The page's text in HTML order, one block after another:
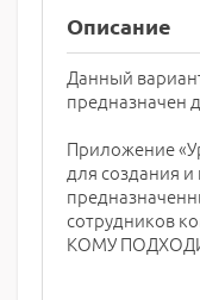
Описание
Данный
предназначен
Приложение
для создания
сотрудников
КОМУ